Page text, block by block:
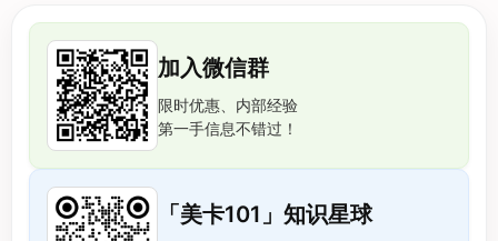
加入微信群
限时优惠、内部经验
第一手信息不错过！
「美卡101」知识星球